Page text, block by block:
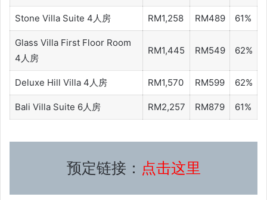
Stone Villa Suite 4人房 RM1,258 RM489 61%
Glass Villa First Floor Room
4人房
RM1,445 RM549 62%
Deluxe Hill Villa 4人房 RM1,570 RM599 62%
Bali Villa Suite 6人房 RM2,257 RM879 61%
预定链接： 点击这里